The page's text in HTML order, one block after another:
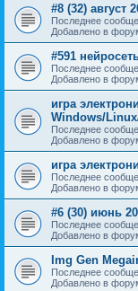
#8 (32) август
Последнее
Добавлено в
#591
Последнее
Добавлено в
игра
Windows/
Последнее
Добавлено в
игра
Последнее
Добавлено в
#6 (30) июнь
Последнее
Добавлено в
Img Gen
Последнее
Добавлено в